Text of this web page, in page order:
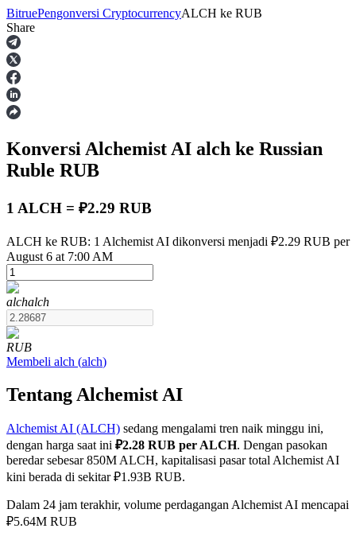
Berjangka
USDT Berjangka
Kontrak berjangka menggunakan USDT sebagai jaminannya
COIN-M Berjangka
Mata Uang Kripto Berjangka
TradFi
BitruePengonversi CryptocurrencyALCH ke RUB
Share
Konversi Alchemist AI alch ke Russian
Ruble RUB
1 ALCH = ₽2.29 RUB
ALCH ke RUB: 1 Alchemist AI dikonversi menjadi ₽2.29 RUB per
August 6 at 7:00 AM
alchalch
RUB
Membeli alch (alch)
Tentang Alchemist AI
Alchemist AI (ALCH) sedang mengalami tren naik minggu ini,
dengan harga saat ini ₽2.28 RUB per ALCH. Dengan pasokan
beredar sebesar 850M ALCH, kapitalisasi pasar total Alchemist AI
kini berada di sekitar ₽1.93B RUB.
Dalam 24 jam terakhir, volume perdagangan Alchemist AI mencapai
₽5.64M RUB